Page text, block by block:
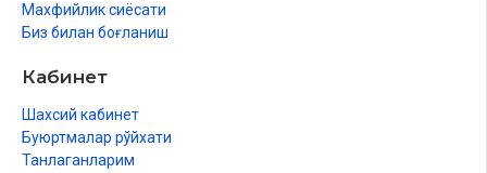
Махфийлик сиёсати
Биз билан боғланиш
Кабинет
Шахсий кабинет
Буюртмалар рўйхати
Танлаганларим